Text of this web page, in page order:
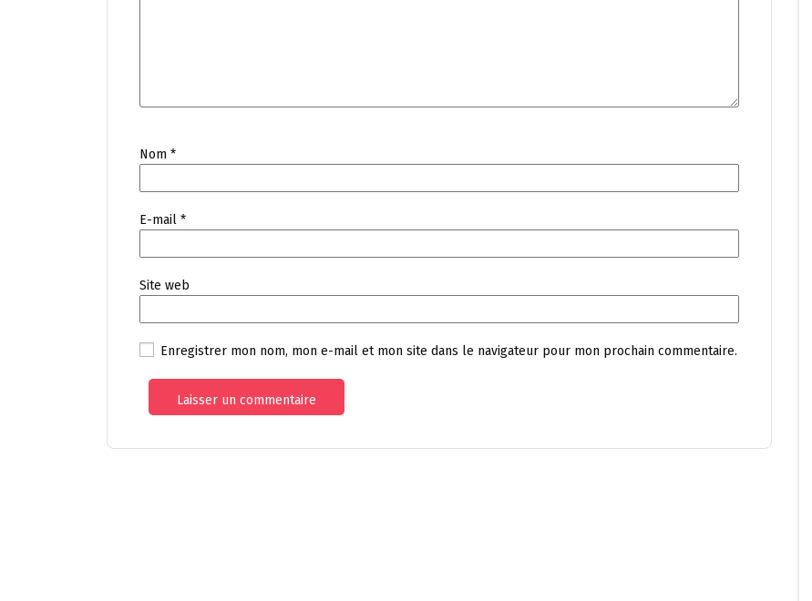
Nom *
E-mail *
Site web
Enregistrer mon nom, mon e-mail et mon site dans le navigateur pour mon prochain commentaire.